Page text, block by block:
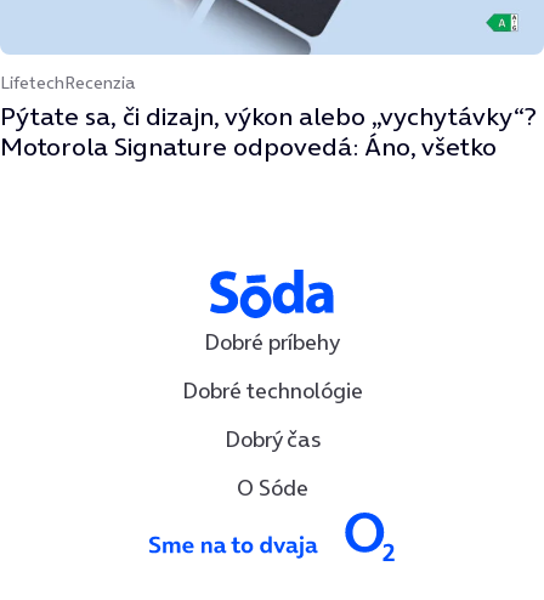
LifetechRecenzia
Pýtate sa, či dizajn, výkon alebo „vychytávky“?
Motorola Signature odpovedá: Áno, všetko
Dobré príbehy
Dobré technológie
Dobrý čas
O Sóde